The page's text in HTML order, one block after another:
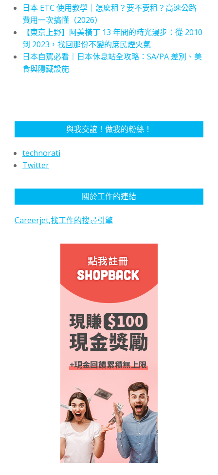
日本 ETC 使用教學｜怎麼租？要不要租？高速公路
費用一次搞懂（2026）
【東京上野】阿美橫丁 13 年間的時光漫步：從 2010
到 2023，找回那份不變的庶民煙火氣
日本自駕必看｜日本休息站全攻略：SA/PA 差別、美
食與隱藏設施
與我交誼！做我的粉絲！
technorati
Twitter
關於工作的連結
Careerjet,找工作的搜尋引擎